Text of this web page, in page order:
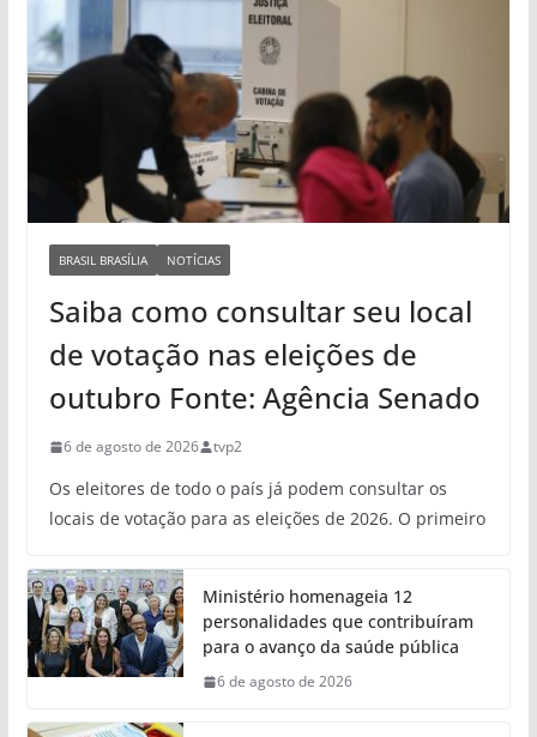
BRASIL BRASÍLIA NOTÍCIAS
Saiba como consultar seu local
de votação nas eleições de
outubro Fonte: Agência Senado
6 de agosto de 2026 tvp2
Os eleitores de todo o país já podem consultar os
locais de votação para as eleições de 2026. O primeiro
Ministério homenageia 12
personalidades que contribuíram
para o avanço da saúde pública
6 de agosto de 2026